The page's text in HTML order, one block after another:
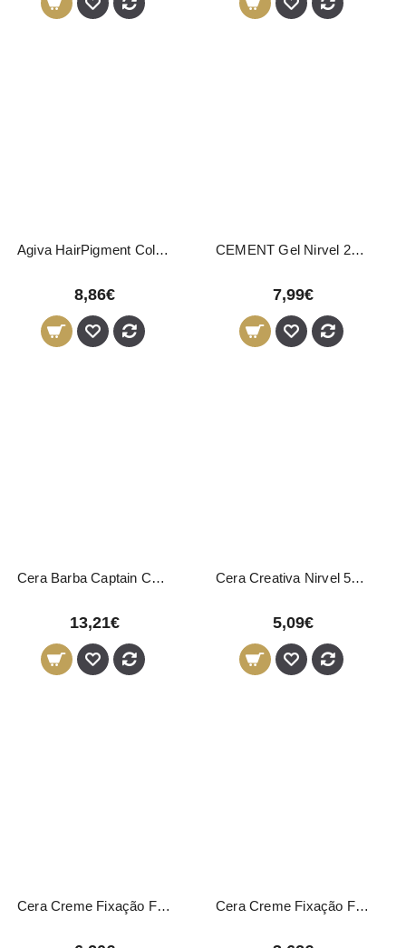
Agiva HairPigment Color Wax White 03 120g
8,86€
CEMENT Gel Nirvel 200ml
7,99€
Cera Barba Captain Cook 04865 Eurostil 50ml
13,21€
Cera Creativa Nirvel 50ml
5,09€
Cera Creme Fixação Forte e Flexível Novon Professional 150ml Cera Creme Fixação Forte e Flexível Novon Professional 50ml